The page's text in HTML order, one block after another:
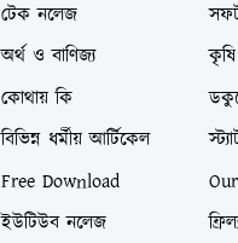
টেক নলেজ
অর্থ ও বাণিজ্য
কোথায় কি
বিভিন্ন ধর্মীয় আর্টিকেল
Free Download
ইউটিউব নলেজ